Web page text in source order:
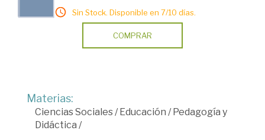
Sin Stock. Disponible en 7/10 días.
COMPRAR
Materias:
Ciencias Sociales/Educación /Pedagogía y
Didáctica /